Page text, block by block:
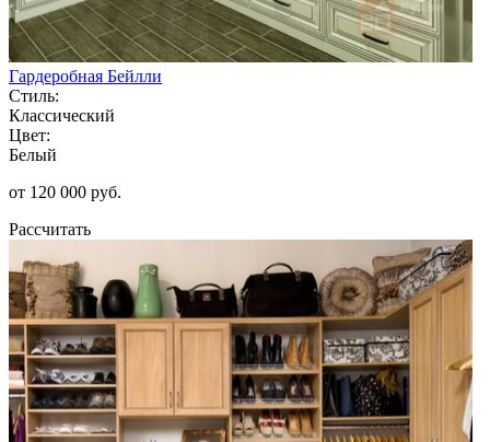
Гардеробная Бейлли
Стиль:
Классический
Цвет:
Белый
от 120 000 руб.
Рассчитать